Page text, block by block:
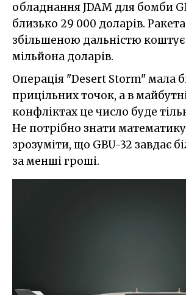
обладнання JDAM для бомби
близько 29 000 доларів. Ракета
збільшеною дальністю коштує
мільйона доларів.
Операція "Desert Storm" мала
прицільних точок, а в
конфліктах це число буде
Не потрібно знати
зрозуміти, що GBU-32 завдає
за менші гроші.